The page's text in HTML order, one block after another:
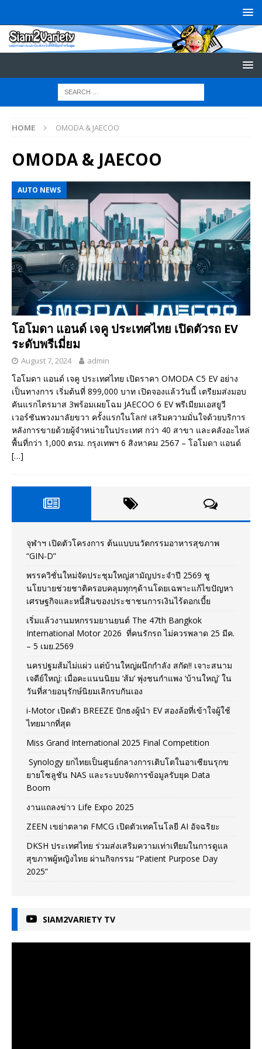
HOME OMODA & JAECOO
OMODA & JAECOO
AUTO NEWS
โอโมดา แอนด์ เจคู ประเทศไทย เปิดตัวรถ EV
ระดับพรีเมี่ยม
August 7, 2024 admin
โอโมดา แอนด์ เจคู ประเทศไทย เปิดราคา OMODA C5 EV อย่าง
เป็นทางการ เริ่มต้นที่ 899,000 บาท เปิดจองแล้ววันนี้ เตรียมส่งมอบ
คันแรกไตรมาส 3พร้อมเผยโฉม JAECOO 6 EV พรีเมียมเอสยูวี
เวอร์ชันพวงมาลัยขวา ครั้งแรกในโลก! เสริมความมั่นใจด้วยบริการ
หลังการขายด้วยผู้จำหน่ายในประเทศ กว่า 40 สาขา และคลังอะไหล่
พื้นที่กว่า 1,000 ตรม. กรุงเทพฯ 6 สิงหาคม 2567 – โอโมดา แอนด์
[…]
จุฬาฯ เปิดตัวโครงการ ต้นแบบนวัตกรรมอาหารสุขภาพ
“GIN-D”
พรรควิชั่นใหม่จัดประชุมใหญ่สามัญประจำปี 2569 ชู
นโยบายช่วยชาติครอบคลุมทุกๆด้านโดยเฉพาะแก้ไขปัญหา
เศรษฐกิจและหนี้สินของประชาชนการเงินไร้ดอกเบี้ย
เริ่มแล้วงานมหกรรมยานยนต์ The 47th Bangkok
International Motor 2026 ที่คนรักรถ ไม่ควรพลาด 25 มีค.
– 5 เมย.2569
นครปฐมส้มไม่แผ่ว แต่บ้านใหญ่ผนึกกำลัง สกัด!! เจาะสนาม
เจดีย์ใหญ่: เมื่อคะแนนนิยม ‘ส้ม’ พุ่งชนกำแพง ‘บ้านใหญ่’ ใน
วันที่สายอนุรักษ์นิยมเลิกรบกันเอง
i-Motor เปิดตัว BREEZE ปักธงผู้นำ EV สองล้อที่เข้าใจผู้ใช้
ไทยมากที่สุด
Miss Grand International 2025 Final Competition
Synology ยกไทยเป็นศูนย์กลางการเติบโตในอาเซียนรุกข
ยายโซลูชัน NAS และระบบจัดการข้อมูลรับยุค Data
Boom
งานแถลงข่าว Life Expo 2025
ZEEN เขย่าตลาด FMCG เปิดตัวเทคโนโลยี AI อัจฉริยะ
DKSH ประเทศไทย ร่วมส่งเสริมความเท่าเทียมในการดูแล
สุขภาพผู้หญิงไทย ผ่านกิจกรรม “Patient Purpose Day
2025”
SIAM2VARIETY TV